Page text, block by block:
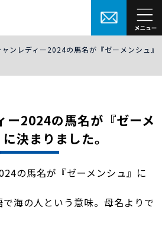
ンレディー2024の馬名が『ゼーメンシュ』
ー2024の馬名が『ゼーメ
決まりました。
の馬名が『ゼーメンシュ』に
海の人という意味。母名よりで